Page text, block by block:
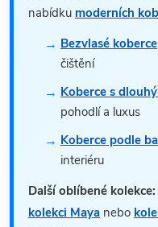
nabídku moderních
Bezvlasé koberce
čištění
Koberce s
pohodlí a luxus
Koberce podle
interiéru
Další oblíbené kolekce:
kolekci Maya nebo